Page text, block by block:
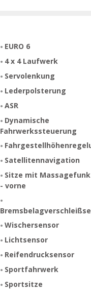
EURO 6
4 x 4 Laufwerk
Servolenkung
Lederpolsterung
ASR
Dynamische
Fahrwerkssteuerung
Satellitennavigation
Sitze mit
- vorne
Wischersensor
Lichtsensor
Reifendrucksensor
Sportfahrwerk
Sportsitze